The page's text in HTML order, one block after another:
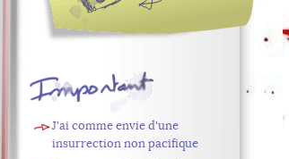
retenir
J'ai comme envie d'une
insurrection non pacifique